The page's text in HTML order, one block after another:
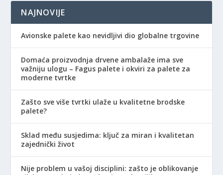
NAJNOVIJE
Avionske palete kao nevidljivi dio globalne trgovine
Domaća proizvodnja drvene ambalaže ima sve
važniju ulogu – Fagus palete i okviri za palete za
moderne tvrtke
Zašto sve više tvrtki ulaže u kvalitetne brodske
palete?
Sklad među susjedima: ključ za miran i kvalitetan
zajednički život
Nije problem u vašoj disciplini: zašto je oblikovanje